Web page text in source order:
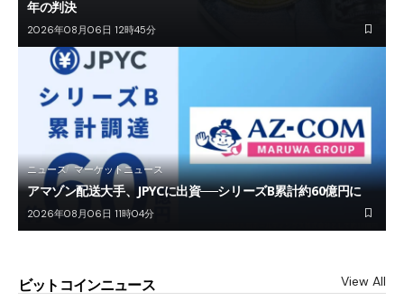
年の判決
2026年08月06日 12時45分
ニュース マーケットニュース
アマゾン配送大手、JPYCに出資──シリーズB累計約60億円に
2026年08月06日 11時04分
ビットコインニュース View All